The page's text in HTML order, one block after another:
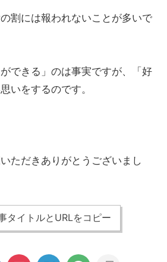
割には報われないことが多いで
ができる」のは事実ですが、「好
いをするのです。
ただきありがとうございまし
タイトルとURLをコピー